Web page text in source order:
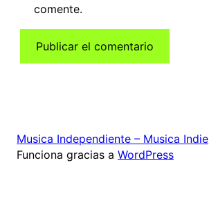
comente.
Musica Independiente – Musica Indie
Funciona gracias a WordPress